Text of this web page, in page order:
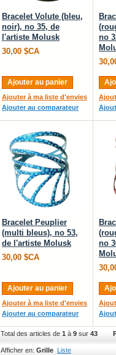
Bracelet Volute (bleu,
noir), no 35, de
l'artiste Molusk
30,00 $CA
Ajouter au panier
Ajouter à ma liste d'envies
Ajouter au comparateur
no
Bracelet Peuplier
(multi bleus), no 53,
de l'artiste Molusk
30,00 $CA
Ajouter au panier
Ajouter à ma liste d'envies
Ajouter au comparateur
no
Total des articles de 1 à 9 sur 43
Afficher en: Grille Liste